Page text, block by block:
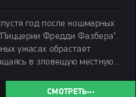
год после кошмарных
Фредди Фазбера".
ужасах обрастает
в зловещую местную
СМОТРЕТЬ